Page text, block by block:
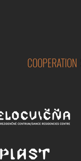
COOPERATION